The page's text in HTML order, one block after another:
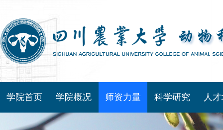
学院首页 学院概况 师资力量 科学研究 人